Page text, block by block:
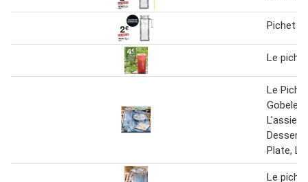
Pichet
Le pichet
Le
Gobelet
Dessert,
Plate,
Le